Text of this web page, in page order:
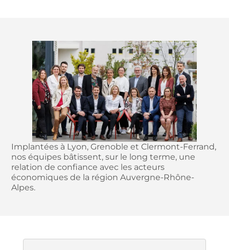
Implantées à Lyon, Grenoble et Clermont-Ferrand,
nos équipes bâtissent, sur le long terme, une
relation de confiance avec les acteurs
économiques de la région Auvergne-Rhône-
Alpes.